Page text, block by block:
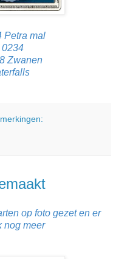
Petra mal
Zwanen
op foto gezet en er
nog meer